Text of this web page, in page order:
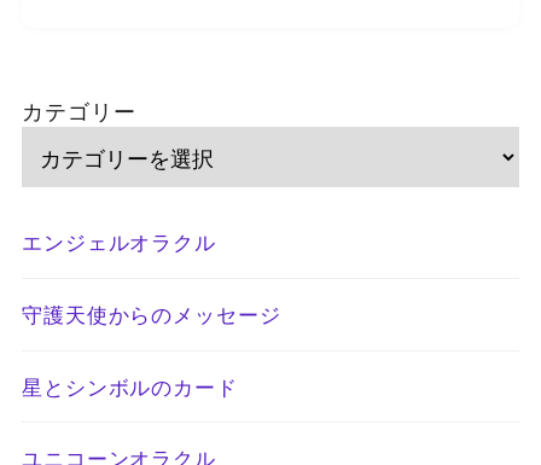
カテゴリー
エンジェルオラクル
守護天使からのメッセージ
星とシンボルのカード
ユニコーンオラクル